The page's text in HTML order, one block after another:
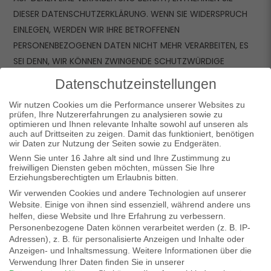
Wonach suchst du?
DIESER DATENSCHUTZERKLÄRUNG. WENN SIE WIDERSPRUCH
EINLEGEN, WERDEN WIR IHRE BETROFFENEN
PERSONENBEZOGENEN DATEN NICHT MEHR VERARBEITEN, ES
SEI DENN, WIR KÖNNEN ZWINGENDE SCHUTZWÜRDIGE
GRÜNDE FÜR DIE VERARBEITUNG NACHWEISEN, DIE IHRE
INTERESSEN, RECHTE UND FREIHEITEN ÜBERWIEGEN ODER DIE
VERARBEITUNG DIENT DER GELTENDMACHUNG, AUSÜBUNG
ODER VERTEIDIGUNG VON RECHTSANSPRÜCHEN
(WIDERSPRUCH NACH ART. 21 ABS. 1 DSGVO).
WERDEN IHRE PERSONENBEZOGENEN DATEN VERARBEITET, UM
DIREKTWERBUNG ZU BETREIBEN, SO HABEN SIE DAS RECHT,
JEDERZEIT WIDERSPRUCH GEGEN DIE VERARBEITUNG SIE
BETREFFENDER PERSONENBEZOGENER DATEN ZUM ZWECKE
DERARTIGER WERBUNG EINZULEGEN; DIES GILT AUCH FÜR DAS
PROFILING, SOWEIT ES MIT SOLCHER DIREKTWERBUNG IN
VERBINDUNG STEHT. WENN SIE WIDERSPRECHEN, WERDEN IHRE
Datenschutzeinstellungen
Wir nutzen Cookies um die Performance unserer Websites zu
prüfen, Ihre Nutzererfahrungen zu analysieren sowie zu
optimieren und Ihnen relevante Inhalte sowohl auf unseren als
auch auf Drittseiten zu zeigen. Damit das funktioniert, benötigen
wir Daten zur Nutzung der Seiten sowie zu Endgeräten.
Wenn Sie unter 16 Jahre alt sind und Ihre Zustimmung zu
freiwilligen Diensten geben möchten, müssen Sie Ihre
Erziehungsberechtigten um Erlaubnis bitten.
Wir verwenden Cookies und andere Technologien auf unserer
Website. Einige von ihnen sind essenziell, während andere uns
helfen, diese Website und Ihre Erfahrung zu verbessern.
Personenbezogene Daten können verarbeitet werden (z. B. IP-
Adressen), z. B. für personalisierte Anzeigen und Inhalte oder
Anzeigen- und Inhaltsmessung. Weitere Informationen über die
Verwendung Ihrer Daten finden Sie in unserer